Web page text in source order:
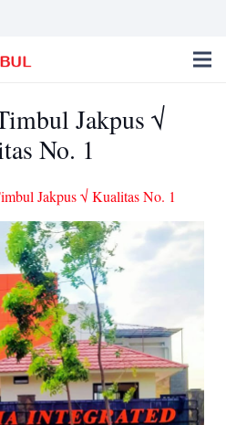
Jakpus √
No. 1
Jakpus √ Kualitas No. 1